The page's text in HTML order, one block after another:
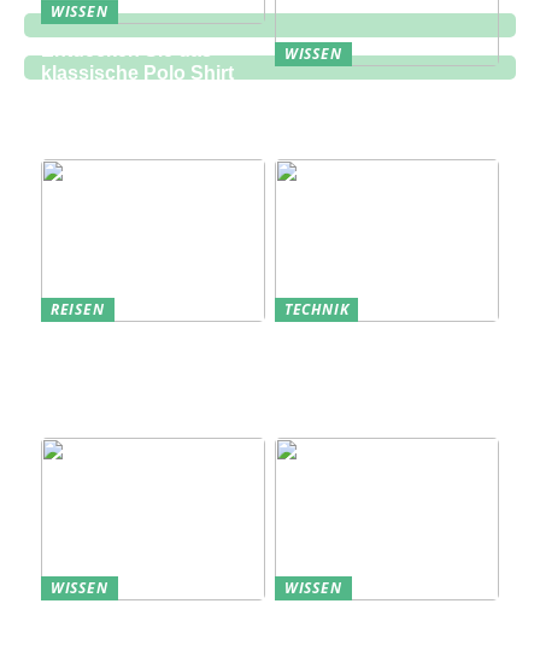
WISSEN
klassische Polo Shirt
WISSEN
REISEN
TECHNIK
WISSEN
WISSEN